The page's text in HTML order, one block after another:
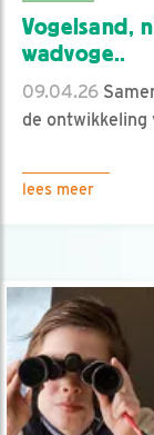
Vogelsand,
wadvoge..
09.04.26
de ontwikkeling
lees meer